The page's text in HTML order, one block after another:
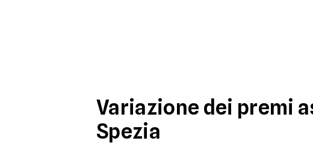
Variazione dei premi
Spezia